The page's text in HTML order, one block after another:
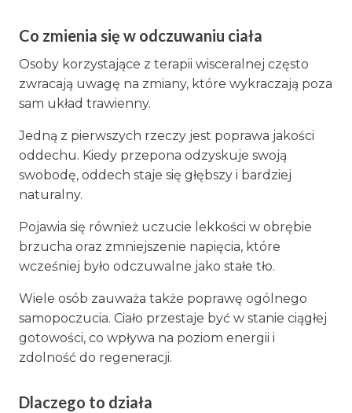
Co zmienia się w odczuwaniu ciała
Osoby korzystające z terapii wisceralnej często
zwracają uwagę na zmiany, które wykraczają poza
sam układ trawienny.
Jedną z pierwszych rzeczy jest poprawa jakości
oddechu. Kiedy przepona odzyskuje swoją
swobodę, oddech staje się głębszy i bardziej
naturalny.
Pojawia się również uczucie lekkości w obrębie
brzucha oraz zmniejszenie napięcia, które
wcześniej było odczuwalne jako stałe tło.
Wiele osób zauważa także poprawę ogólnego
samopoczucia. Ciało przestaje być w stanie ciągłej
gotowości, co wpływa na poziom energii i
zdolność do regeneracji.
Dlaczego to działa